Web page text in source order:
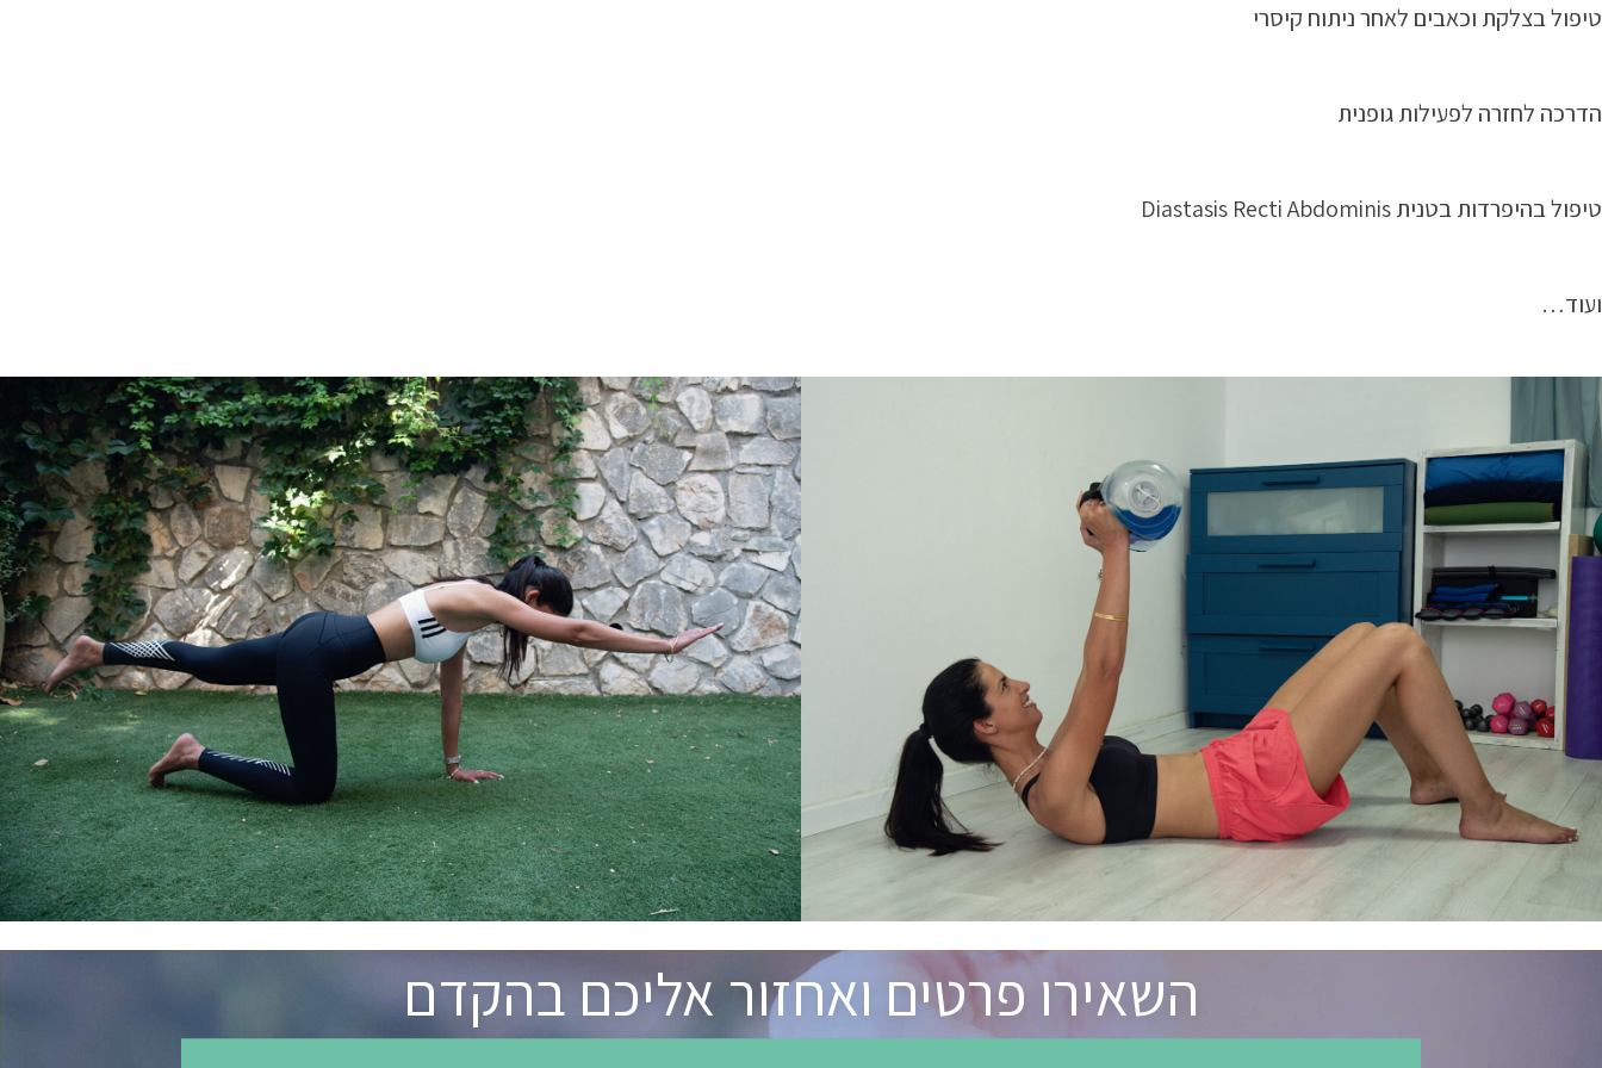
טיפול בצלקת וכאבים לאחר ניתוח קיסרי
הדרכה לחזרה לפעילות גופנית
טיפול בהיפרדות בטנית Diastasis Recti Abdominis
ועוד…
השאירו פרטים ואחזור אליכם בהקדם